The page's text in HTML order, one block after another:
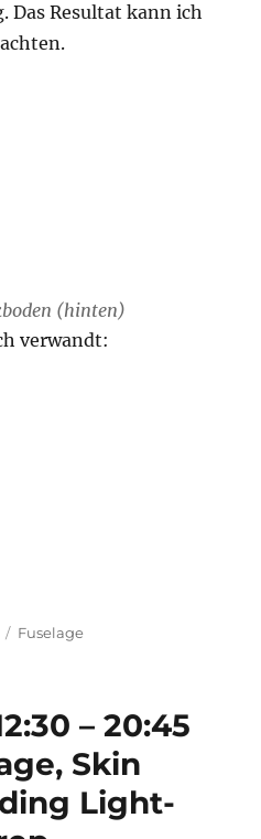
Das Resultat kann ich
(hinten)
verwandt:
Kategorien
Fuselage
– 20:45
Skin
Light-